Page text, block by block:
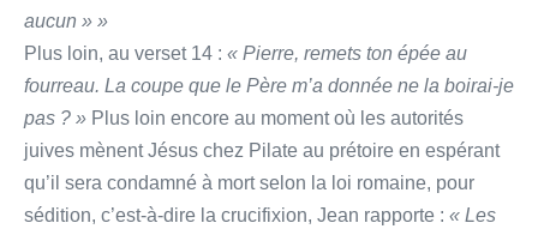
aucun » »
Plus loin, au verset 14 : « Pierre, remets ton épée au
fourreau. La coupe que le Père m’a donnée ne la boirai-je
pas ? » Plus loin encore au moment où les autorités
juives mènent Jésus chez Pilate au prétoire en espérant
qu’il sera condamné à mort selon la loi romaine, pour
sédition, c’est-à-dire la crucifixion, Jean rapporte : « Les